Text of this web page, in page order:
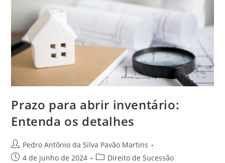
Prazo para abrir inventário:
Entenda os detalhes
Autor
do
Pedro Antônio da Silva Pavão Martins
Post4 de junho de 2024
Categoria
Direito de Sucessão